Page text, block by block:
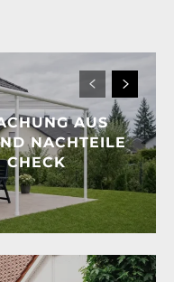
AUS
NACHTEILE
CHECK